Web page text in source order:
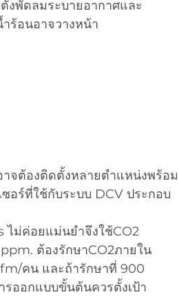
งพัดลมระบายอากาศและ
ร้อนอาจวางหน้า
อร์ที่ใช้กับระบบ DCV ประกอบ
ไม่ค่อยแม่นยำจึงใช้CO2
ต้องรักษาCO2ภายใน
คน และถ้ารักษาที่ 900
ออกแบบขั้นต้นควรตั้งเป้า